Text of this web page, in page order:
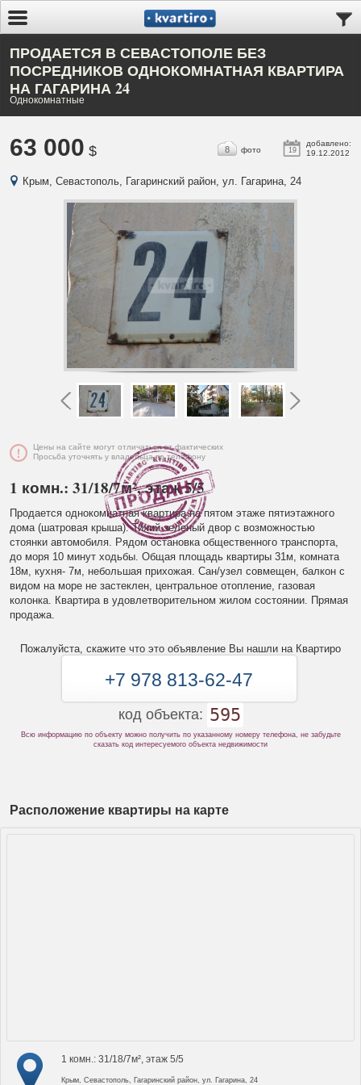
ПРОДАЕТСЯ В СЕВАСТОПОЛЕ БЕЗ
ПОСРЕДНИКОВ ОДНОКОМНАТНАЯ КВАРТИРА
НА ГАГАРИНА 24
Однокомнатные
63 000 $ 19
добавлено:
19.12.2012
8 фото
Крым, Севастополь, Гагаринский район, ул. Гагарина, 24
Цены на сайте могут отличаться от фактических
Просьба уточнять у владельца по телефону
1 комн.: 31/18/7м², этаж 5/5
Продается однокомнатная квартира на пятом этаже пятиэтажного
дома (шатровая крыша). Тихий зеленый двор с возможностью
стоянки автомобиля. Рядом остановка общественного транспорта,
до моря 10 минут ходьбы. Общая площадь квартиры 31м, комната
18м, кухня- 7м, небольшая прихожая. Сан/узел совмещен, балкон с
видом на море не застеклен, центральное отопление, газовая
колонка. Квартира в удовлетворительном жилом состоянии. Прямая
продажа.
Пожалуйста, скажите что это объявление Вы нашли на Квартиро
+7 978 813-62-47
код объекта: 595
Всю информацию по объекту можно получить по указанному номеру телефона, не забудьте
сказать код интересуемого объекта недвижимости
Расположение квартиры на карте
1 комн.: 31/18/7м², этаж 5/5
Крым, Севастополь, Гагаринский район, ул. Гагарина, 24